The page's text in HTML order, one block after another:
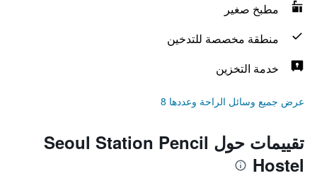
مطبخ صغير
منطقة مخصصة للتدخين
خدمة التخزين
عرض جميع وسائل الراحة وعددها 8
تقييمات حول Seoul Station Pencil
Hostel